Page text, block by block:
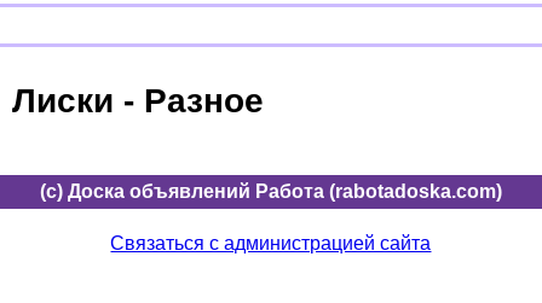
Лиски - Разное
(c) Доска объявлений Работа (rabotadoska.com)
Связаться с администрацией сайта